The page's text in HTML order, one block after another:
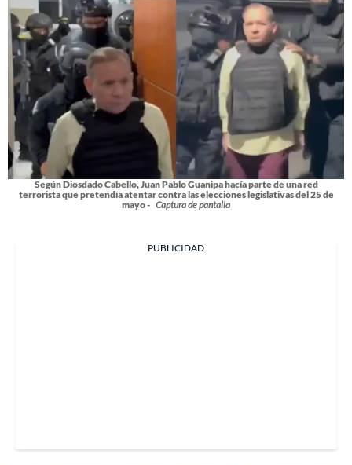
Según Diosdado Cabello, Juan Pablo Guanipa hacía parte de una red
terrorista que pretendía atentar contra las elecciones legislativas del 25 de
mayo - Captura de pantalla
PUBLICIDAD